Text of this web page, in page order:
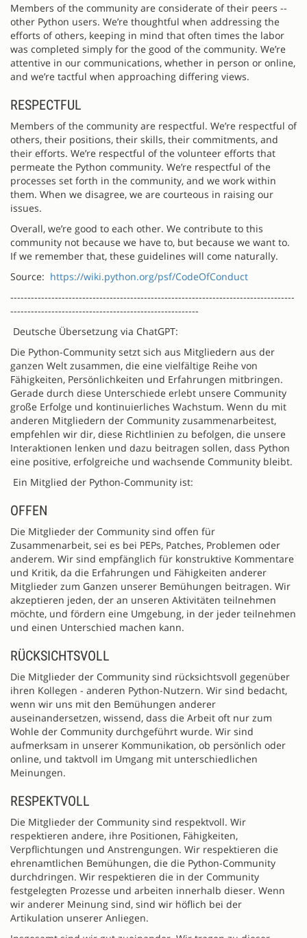
Members of the community are considerate of their peers --
other Python users. We’re thoughtful when addressing the
efforts of others, keeping in mind that often times the labor
was completed simply for the good of the community. We’re
attentive in our communications, whether in person or online,
and we’re tactful when approaching differing views.
RESPECTFUL
Members of the community are respectful. We’re respectful of
others, their positions, their skills, their commitments, and
their efforts. We’re respectful of the volunteer efforts that
permeate the Python community. We’re respectful of the
processes set forth in the community, and we work within
them. When we disagree, we are courteous in raising our
issues.
Overall, we’re good to each other. We contribute to this
community not because we have to, but because we want to.
If we remember that, these guidelines will come naturally.
Source: https://wiki.python.org/psf/CodeOfConduct
-----------------------------------------------------------------------------------
-------------------------------------------------------
Deutsche Übersetzung via ChatGPT:
Die Python-Community setzt sich aus Mitgliedern aus der
ganzen Welt zusammen, die eine vielfältige Reihe von
Fähigkeiten, Persönlichkeiten und Erfahrungen mitbringen.
Gerade durch diese Unterschiede erlebt unsere Community
große Erfolge und kontinuierliches Wachstum. Wenn du mit
anderen Mitgliedern der Community zusammenarbeitest,
empfehlen wir dir, diese Richtlinien zu befolgen, die unsere
Interaktionen lenken und dazu beitragen sollen, dass Python
eine positive, erfolgreiche und wachsende Community bleibt.
Ein Mitglied der Python-Community ist:
OFFEN
Die Mitglieder der Community sind offen für
Zusammenarbeit, sei es bei PEPs, Patches, Problemen oder
anderem. Wir sind empfänglich für konstruktive Kommentare
und Kritik, da die Erfahrungen und Fähigkeiten anderer
Mitglieder zum Ganzen unserer Bemühungen beitragen. Wir
akzeptieren jeden, der an unseren Aktivitäten teilnehmen
möchte, und fördern eine Umgebung, in der jeder teilnehmen
und einen Unterschied machen kann.
RÜCKSICHTSVOLL
Die Mitglieder der Community sind rücksichtsvoll gegenüber
ihren Kollegen - anderen Python-Nutzern. Wir sind bedacht,
wenn wir uns mit den Bemühungen anderer
auseinandersetzen, wissend, dass die Arbeit oft nur zum
Wohle der Community durchgeführt wurde. Wir sind
aufmerksam in unserer Kommunikation, ob persönlich oder
online, und taktvoll im Umgang mit unterschiedlichen
Meinungen.
RESPEKTVOLL
Die Mitglieder der Community sind respektvoll. Wir
respektieren andere, ihre Positionen, Fähigkeiten,
Verpflichtungen und Anstrengungen. Wir respektieren die
ehrenamtlichen Bemühungen, die die Python-Community
durchdringen. Wir respektieren die in der Community
festgelegten Prozesse und arbeiten innerhalb dieser. Wenn
wir anderer Meinung sind, sind wir höflich bei der
Artikulation unserer Anliegen.